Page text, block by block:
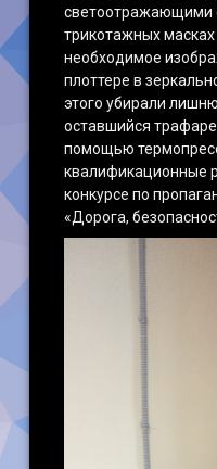
светоотражающими
трикотажных
необходимое
плоттере в
этого убирали
оставшийся
помощью
квалификационные
конкурсе по
«Дорога,